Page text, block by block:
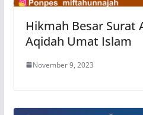
Hikmah Besar Surat
Aqidah Umat Islam
November 9, 2023